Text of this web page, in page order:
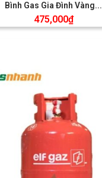
Bình Gas Gia Đình Vàng...
475,000₫